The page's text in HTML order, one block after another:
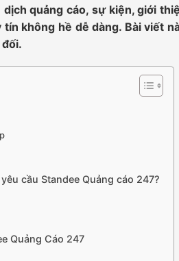
quảng cáo, sự kiện, giới
tín không hề dễ dàng. Bài viết
cầu Standee Quảng cáo 247?
Quảng Cáo 247